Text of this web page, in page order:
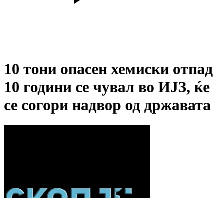
10 тони опасен хемиски отпад
10 години се чувал во ИЈЗ, ќе
се согори надвор од државата